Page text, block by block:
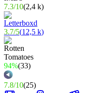
7.3/10(2,4 k)
3.7/5(12,5 k)
94%(33)
7.8/10(25)